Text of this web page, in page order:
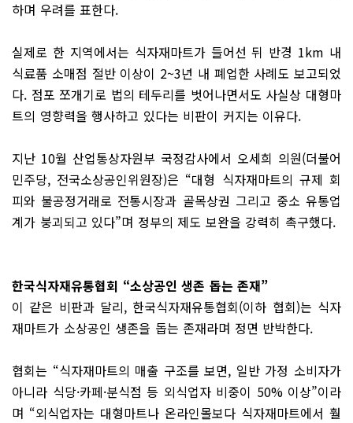
하며 우려를 표한다.
실제로 한 지역에서는 식자재마트가 들어선 뒤 반경 1km 내
식료품 소매점 절반 이상이 2~3년 내 폐업한 사례도 보고되었
다. 점포 쪼개기로 법의 테두리를 벗어나면서도 사실상 대형마
트의 영향력을 행사하고 있다는 비판이 커지는 이유다.
지난 10월 산업통상자원부 국정감사에서 오세희 의원(더불어
민주당, 전국소상공인위원장)은 “대형 식자재마트의 규제 회
피와 불공정거래로 전통시장과 골목상권 그리고 중소 유통업
계가 붕괴되고 있다”며 정부의 제도 보완을 강력히 촉구했다.
한국식자재유통협회 “소상공인 생존 돕는 존재”
이 같은 비판과 달리, 한국식자재유통협회(이하 협회)는 식자
재마트가 소상공인 생존을 돕는 존재라며 정면 반박한다.
협회는 “식자재마트의 매출 구조를 보면, 일반 가정 소비자가
아니라 식당·카페·분식점 등 외식업자 비중이 50% 이상”이라
며 “외식업자는 대형마트나 온라인몰보다 식자재마트에서 훨